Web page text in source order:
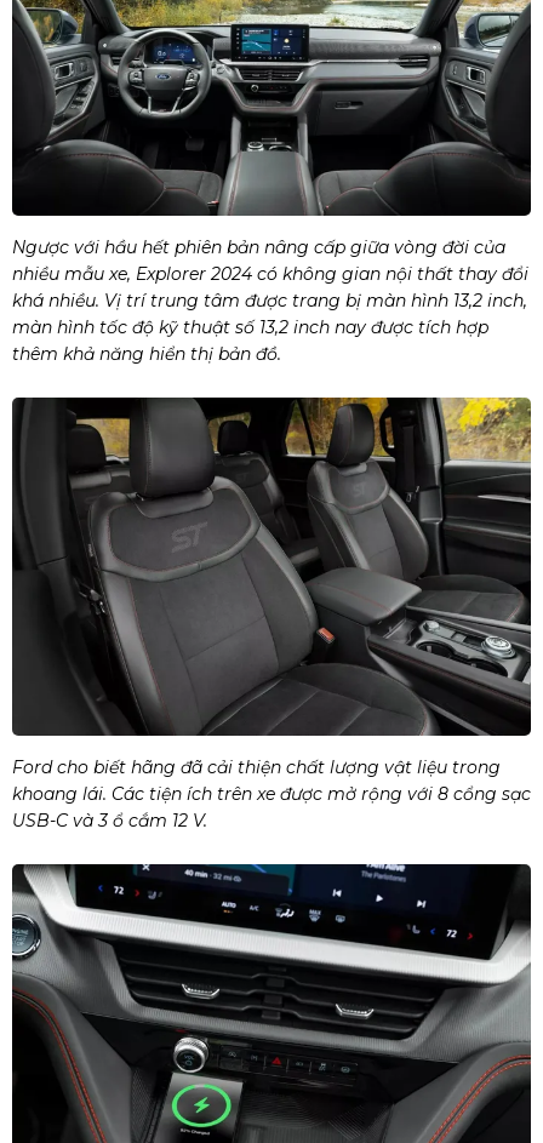
Ngược với hầu hết phiên bản nâng cấp giữa vòng đời của
nhiều mẫu xe, Explorer 2024 có không gian nội thất thay đổi
khá nhiều. Vị trí trung tâm được trang bị màn hình 13,2 inch,
màn hình tốc độ kỹ thuật số 13,2 inch nay được tích hợp
thêm khả năng hiển thị bản đồ.
Ford cho biết hãng đã cải thiện chất lượng vật liệu trong
khoang lái. Các tiện ích trên xe được mở rộng với 8 cổng sạc
USB-C và 3 ổ cắm 12 V.